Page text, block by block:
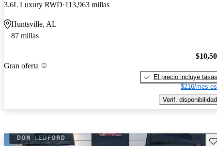
3.6L Luxury RWD 113,963 millas
Huntsville, AL
87 millas
Gran oferta
El precio incluye tasas
$216/mes
Verif. disponibilidad